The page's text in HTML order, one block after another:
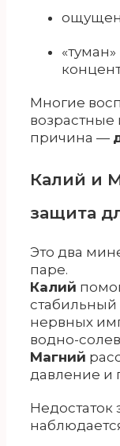
Многие
возрастные
причина —
Калий и
защита
Это два
паре.
Калий
стабильный
нервных
водно-
Магний
давление и
Недостаток